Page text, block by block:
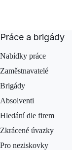
Práce a brigády
Nabídky práce
Zaměstnavatelé
Brigády
Absolventi
Hledání dle firem
Zkrácené úvazky
Pro neziskovky